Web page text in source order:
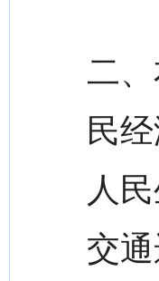
二
民
人
交